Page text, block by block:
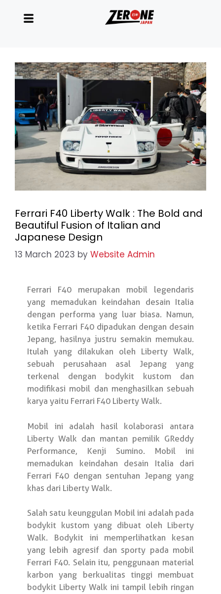
Ferrari F40 Liberty Walk : The Bold and
Beautiful Fusion of Italian and
Japanese Design
13 March 2023 by Website Admin
Ferrari F40 merupakan mobil legendaris
yang memadukan keindahan desain Italia
dengan performa yang luar biasa. Namun,
ketika Ferrari F40 dipadukan dengan desain
Jepang, hasilnya justru semakin memukau.
Itulah yang dilakukan oleh Liberty Walk,
sebuah perusahaan asal Jepang yang
terkenal dengan bodykit kustom dan
modifikasi mobil dan menghasilkan sebuah
karya yaitu Ferrari F40 Liberty Walk.
Mobil ini adalah hasil kolaborasi antara
Liberty Walk dan mantan pemilik GReddy
Performance, Kenji Sumino. Mobil ini
memadukan keindahan desain Italia dari
Ferrari F40 dengan sentuhan Jepang yang
khas dari Liberty Walk.
Salah satu keunggulan Mobil ini adalah pada
bodykit kustom yang dibuat oleh Liberty
Walk. Bodykit ini memperlihatkan kesan
yang lebih agresif dan sporty pada mobil
Ferrari F40. Selain itu, penggunaan material
karbon yang berkualitas tinggi membuat
bodykit Liberty Walk ini tampil lebih ringan